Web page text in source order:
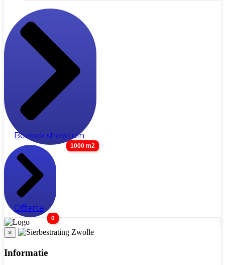
Bezoek showtuin
1000 m2
Offerte
0
×
Informatie